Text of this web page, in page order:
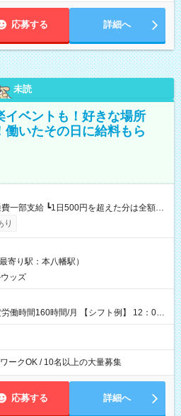
応募する 詳細へ
未読
イベントも！好きな場所
いたその日に給料もら
自己負担となります ★日払いOK！
その日に現金GET♪ お仕事後はコンビニ
り
寄り駅：本八幡駅）
ッズ
時間/月 【シフト例】 12：00
ークOK / 10名以上の大量募集
応募する 詳細へ